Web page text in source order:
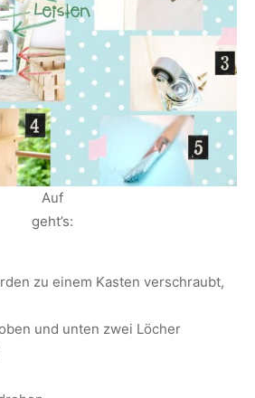
Auf
geht’s:
zu einem Kasten verschraubt,
und unten zwei Löcher